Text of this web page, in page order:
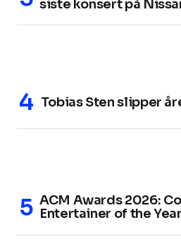
siste konsert på
Tobias Sten slipper
ACM Awards 2026:
Entertainer of the Year